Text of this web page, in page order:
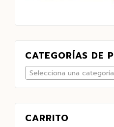
CATEGORÍAS DE
Selecciona una categoría
CARRITO